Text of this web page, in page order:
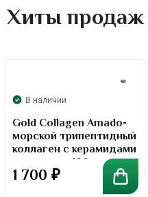
Хиты продаж
В наличии
Gold Collagen Amado-
морской трипептидный
коллаген с керамидами
в порошке. 100 грамм
1 700 ₽